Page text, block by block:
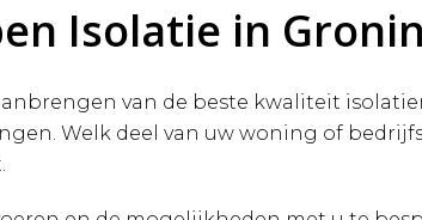
Isolatie in
van de beste kwaliteit
Welk deel van uw woning of